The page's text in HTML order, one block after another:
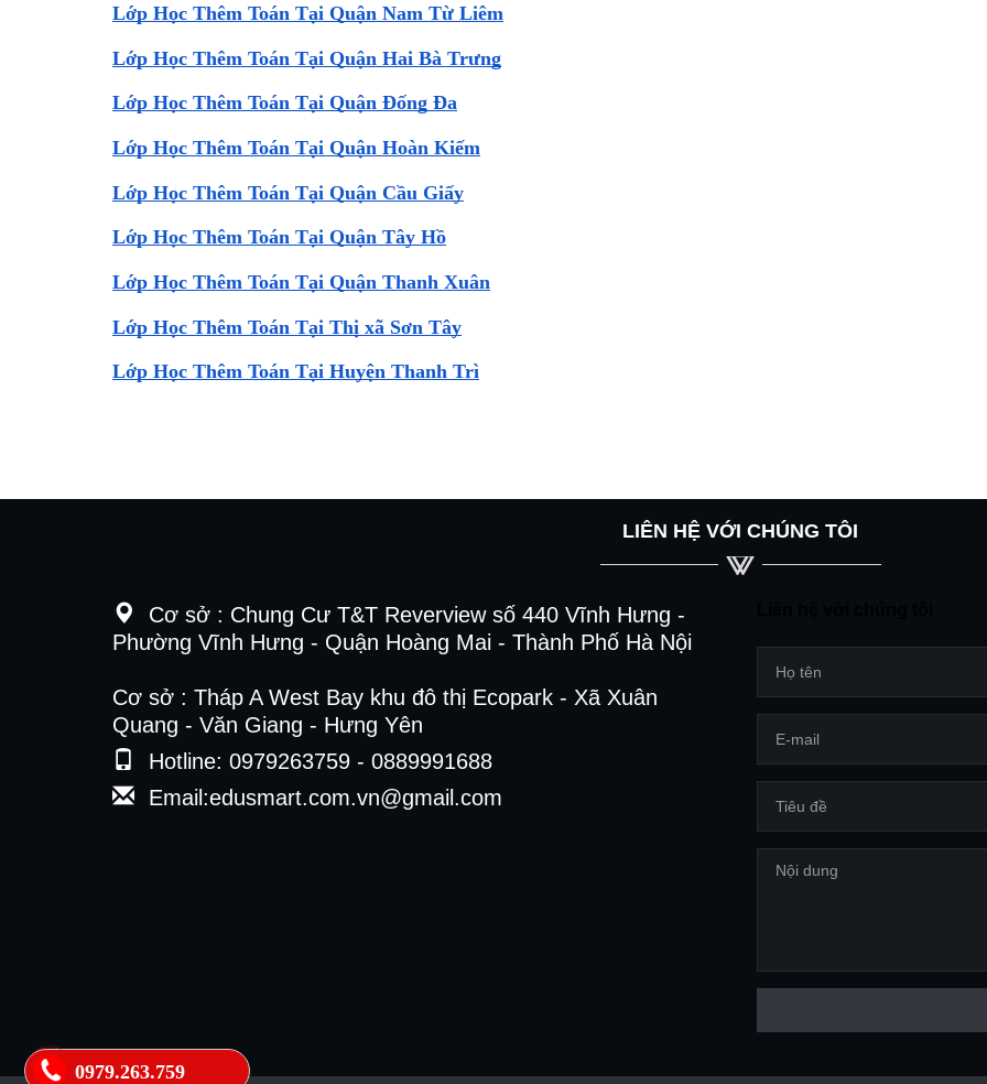
Lớp Học Thêm Toán Tại Quận Nam Từ Liêm
Lớp Học Thêm Toán Tại Quận Hai Bà Trưng
Lớp Học Thêm Toán Tại Quận Đống Đa
Lớp Học Thêm Toán Tại Quận Hoàn Kiếm
Lớp Học Thêm Toán Tại Quận Cầu Giấy
Lớp Học Thêm Toán Tại Quận Tây Hồ
Lớp Học Thêm Toán Tại Quận Thanh Xuân
Lớp Học Thêm Toán Tại Thị xã Sơn Tây
Lớp Học Thêm Toán Tại Huyện Thanh Trì
LIÊN HỆ VỚI CHÚNG TÔI
Cơ sở : Chung Cư T&T Reverview số 440 Vĩnh Hưng -
Phường Vĩnh Hưng - Quận Hoàng Mai - Thành Phố Hà Nội
Cơ sở : Tháp A West Bay khu đô thị Ecopark - Xã Xuân
Quang - Văn Giang - Hưng Yên
Hotline: 0979263759 - 0889991688
Email:edusmart.com.vn@gmail.com
0979.263.759